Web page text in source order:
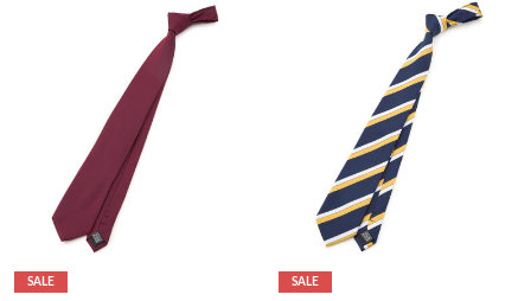
SALE SALE